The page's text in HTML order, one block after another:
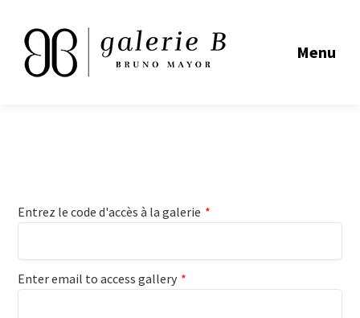
Menu
Entrez le code d'accès à la galerie *
Enter email to access gallery *